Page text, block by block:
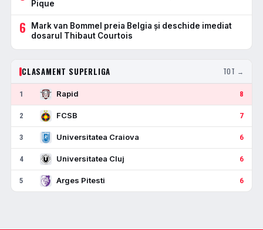
Pique
6
Mark van Bommel preia Belgia și deschide imediat
dosarul Thibaut Courtois
CLASAMENT SUPERLIGA TOT →
1 Rapid 8
2 FCSB 7
3 Universitatea Craiova 6
4 Universitatea Cluj 6
5 Arges Pitesti 6